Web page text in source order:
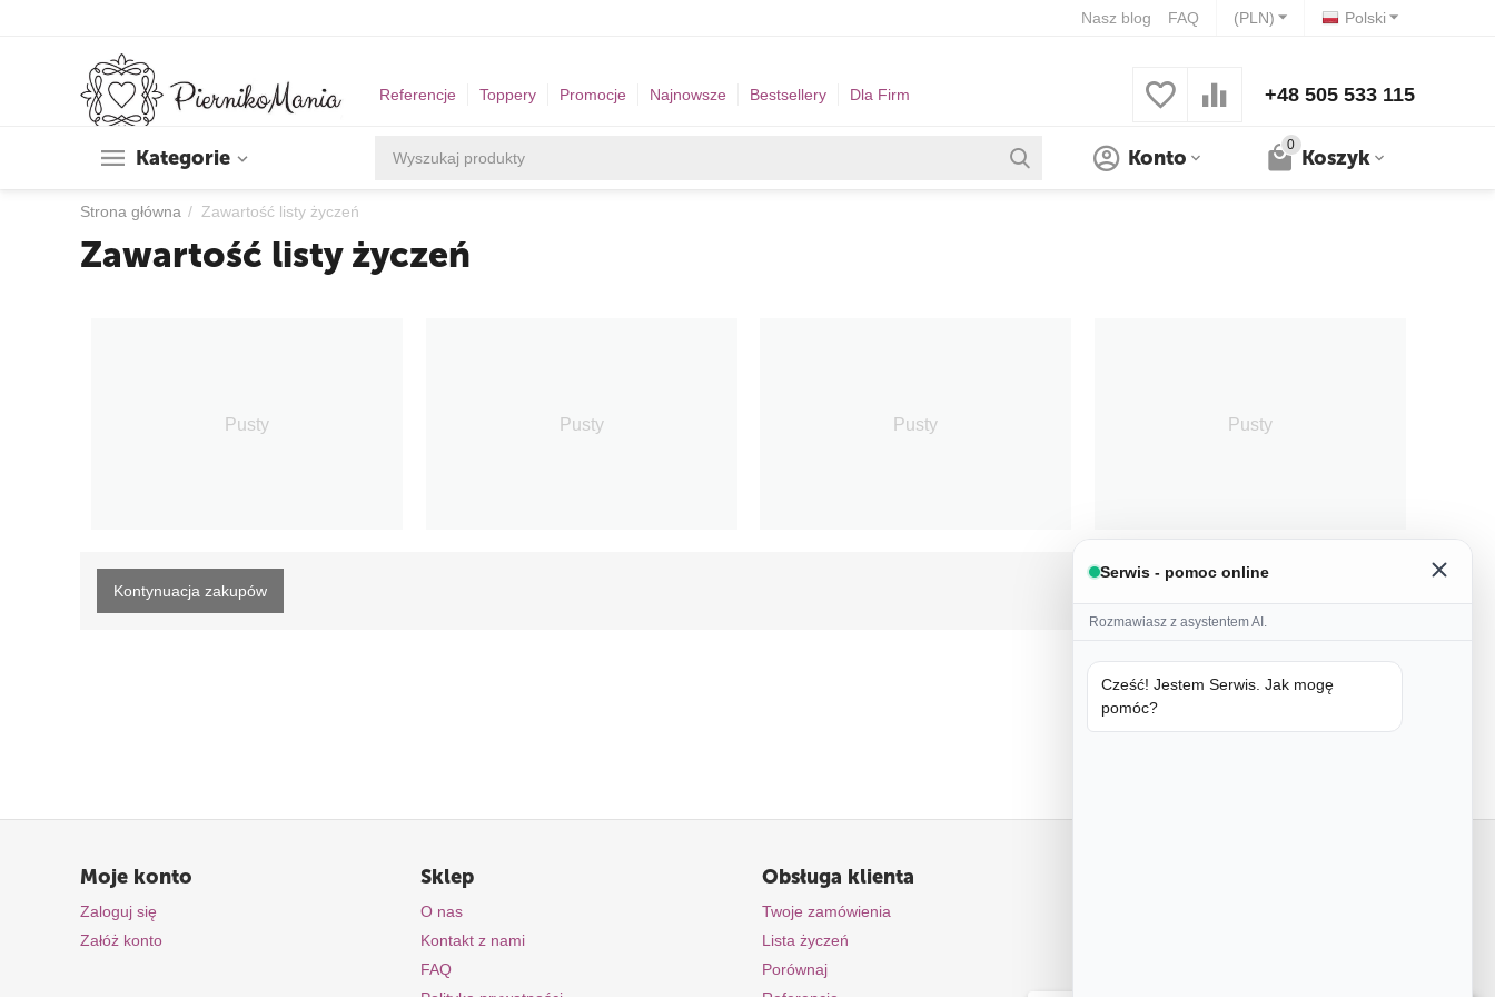
Polski
(PLN)
Nasz blog FAQ
Referencje Toppery Promocje Najnowsze Bestsellery Dla Firm +48 505 533 115
Kategorie
0
Koszyk
Konto
Strona główna / Zawartość listy życzeń
Zawartość listy życzeń
Pusty Pusty Pusty Pusty
Kontynuacja zakupów
Moje konto
Zaloguj się
Załóż konto
Sklep
O nas
Kontakt z nami
FAQ
Obsługa klienta
Twoje zamówienia
Lista życzeń
Porównaj
Serwis - pomoc online
Rozmawiasz z asystentem AI.
Cześć! Jestem Serwis. Jak mogę
pomóc?